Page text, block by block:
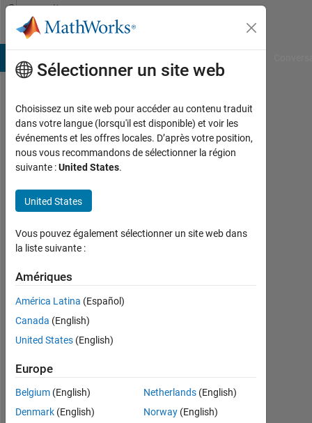
Passer au contenu
Community
Profile
William
Picariello
Last
environ
3 ans il
|
depuis
2023
Followers:
0
Follow
Sélectionner un site web
Choisissez un site web pour accéder au contenu traduit
dans votre langue (lorsqu'il est disponible) et voir les
événements et les offres locales. D’après votre position,
nous vous recommandons de sélectionner la région
suivante :United States.
United States
Vous pouvez également sélectionner un site web dans
la liste suivante :
Amériques
América Latina (Español)
Canada (English)
United States (English)
Europe
Belgium (English)
Denmark (English)
Netherlands(English)
Norway(English)